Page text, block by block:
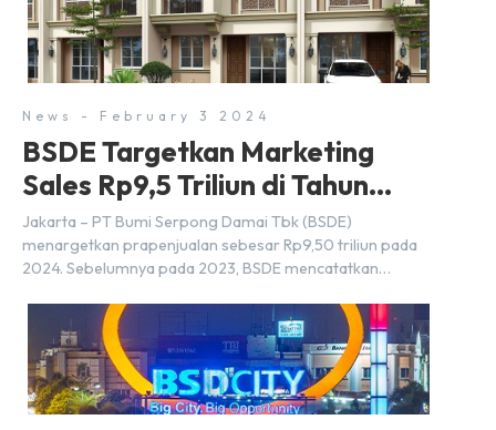
Airlangga Hartarto, setelah Rapat Terbatas (ratas)
bersama Jokowi di Istana Kepresidenan pada hari Senin,
18 Maret 2024. Selain […]
News - February 3 2024
BSDE Targetkan Marketing
Sales Rp9,5 Triliun di Tahun
2024
Jakarta – PT Bumi Serpong Damai Tbk (BSDE)
menargetkan prapenjualan sebesar Rp9,50 triliun pada
2024. Sebelumnya pada 2023, BSDE mencatatkan
melampaui target prapenjualan sebesar Rp8,80 triliun.
Menurut Direktur BSDE Hermawan Wijaya menghadapi
2024, kondisi ekonomi global maupun nasional dapat
memengaruhi pertimbangan masyarakat untuk membeli
rumah maupun investasi di sektor […]